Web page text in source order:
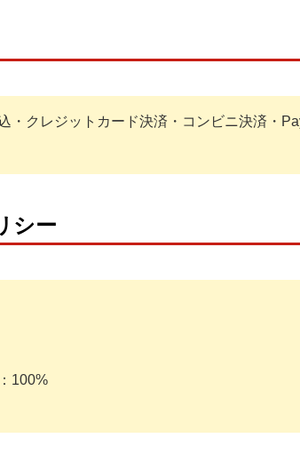
・クレジットカード決済・コンビニ決済・
シー
100%